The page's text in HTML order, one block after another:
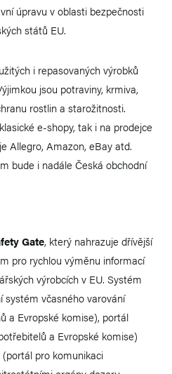
úpravu v oblasti bezpečnosti
států EU.
i repasovaných výrobků
jsou potraviny, krmiva,
rostlin a starožitnosti.
e-shopy, tak i na prodejce
Allegro, Amazon, eBay atd.
bude i nadále Česká obchodní
Gate, který nahrazuje dřívější
pro rychlou výměnu informací
výrobcích v EU. Systém
systém včasného varování
a Evropské komise), portál
a Evropské komise)
pro komunikaci